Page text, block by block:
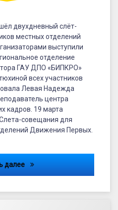
двухдневный слёт-
местных отделений
выступили
отделение
ГАУ ДПО «БИПКРО»
всех участников
Левая Надежда
центра
кадров. 19 марта
совещания для
Движения Первых.
далее Слёт «Первых»